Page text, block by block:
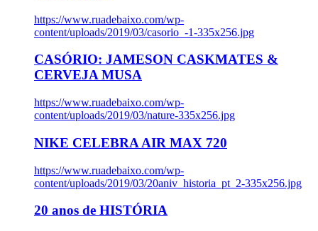
https://www.ruadebaixo.com/wp-
content/uploads/2019/03/casorio_-1-335x256.jpg
CASÓRIO: JAMESON CASKMATES &
CERVEJA MUSA
https://www.ruadebaixo.com/wp-
content/uploads/2019/03/nature-335x256.jpg
NIKE CELEBRA AIR MAX 720
https://www.ruadebaixo.com/wp-
content/uploads/2019/03/20aniv_historia_pt_2-335x256.jpg
20 anos de HISTÓRIA